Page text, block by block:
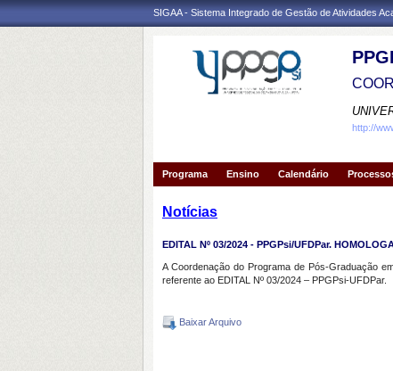
SIGAA - Sistema Integrado de Gestão de Atividades
http://
Programa Ensino Calendário
Notícias
EDITAL Nº 03/2024 - PPGPsi/UFDPar.
A Coordenação do Programa de Pós-Graduação
referente ao EDITAL Nº 03/2024 – PPGPsi-UFDPar.
Baixar Arquivo